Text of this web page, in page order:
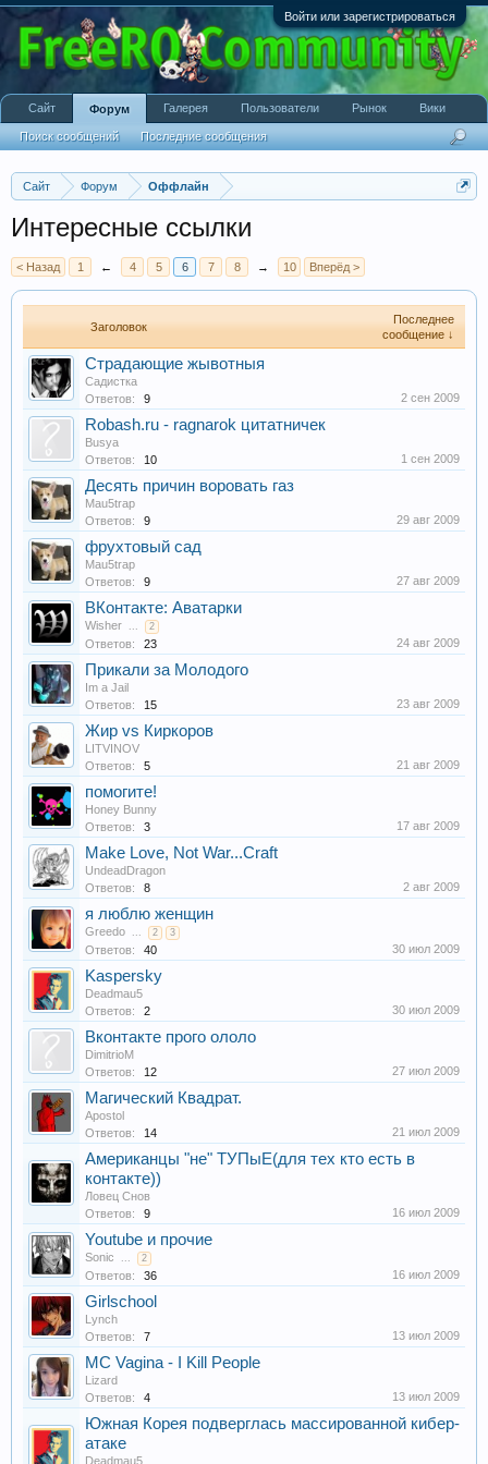
Войти или зарегистрироваться
Сайт Форум Оффлайн
Интересные ссылки
< Назад 1 ← 4 5 6 7 8 → 10 Вперёд >
Заголовок
Последнее
сообщение ↓
Страдающие жывотныя
Садистка
Ответов:
9 2 сен 2009
Robash.ru - ragnarok цитатничек
Busya
Ответов:
10 1 сен 2009
Десять причин воровать газ
Mau5trap
Ответов:
9 29 авг 2009
фрухтовый сад
Mau5trap
Ответов:
9 27 авг 2009
ВКонтакте: Аватарки
Wisher ... 2
Ответов: 23 24 авг 2009
Прикали за Молодого
Im a Jail
Ответов:
15 23 авг 2009
Жир vs Киркоров
LITVINOV
Ответов:
5 21 авг 2009
помогите!
Honey Bunny
Ответов:
3 17 авг 2009
Make Love, Not War...Craft
UndeadDragon
Ответов:
8 2 авг 2009
я люблю женщин
Greedo ... 2 3
Ответов: 40 30 июл 2009
Kaspersky
Deadmau5
Ответов:
2 30 июл 2009
Вконтакте прого ололо
DimitrioM
Ответов:
12 27 июл 2009
Магический Квадрат.
Apostol
Ответов:
14 21 июл 2009
Американцы "не" ТУПыЕ(для тех кто есть в
контакте))
Ловец Снов
Ответов:
9 16 июл 2009
Youtube и прочие
Sonic ... 2
Ответов: 36 16 июл 2009
Girlschool
Lynch
Ответов:
7 13 июл 2009
MC Vagina - I Kill People
Lizard
Ответов:
4 13 июл 2009
Южная Корея подверглась массированной кибер-
атаке
Deadmau5
Сайт Форум
Поиск сообщений Последние сообщения
Галерея Пользователи Рынок Вики